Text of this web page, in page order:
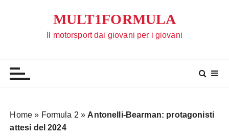
MULT1FORMULA
Il motorsport dai giovani per i giovani
Home » Formula 2 » Antonelli-Bearman: protagonisti
attesi del 2024